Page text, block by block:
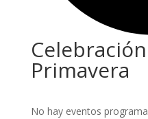
Primavera
No hay eventos